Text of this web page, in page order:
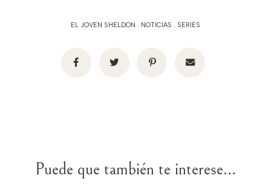
EL JOVEN SHELDON . NOTICIAS . SERIES
Puede que también te interese...